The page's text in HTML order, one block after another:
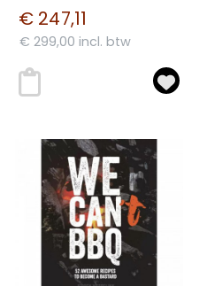
€ 247,11
€ 299,00 incl. btw